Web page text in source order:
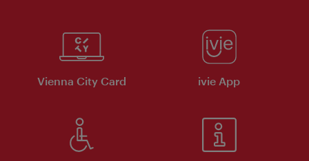
Vienna City Card ivie App